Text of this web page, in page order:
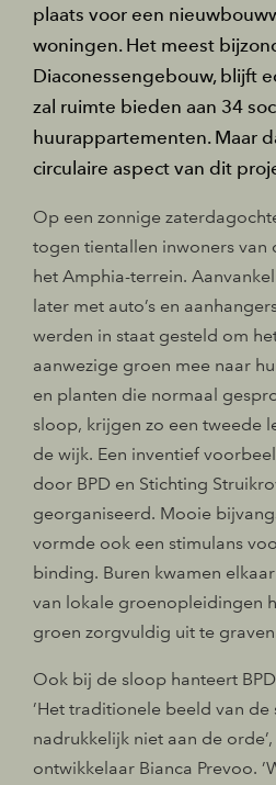
plaats voor een
woningen. Het meest
Diaconessengebouw, blijft
zal ruimte bieden aan 34
huurappartementen. Maar
circulaire aspect van dit
Op een zonnige
togen tientallen inwoners van
het Amphia-terrein.
later met auto’s en
werden in staat gesteld om
aanwezige groen mee naar
en planten die normaal
sloop, krijgen zo een tweede
de wijk. Een inventief
door BPD en Stichting
georganiseerd. Mooie
vormde ook een stimulans
binding. Buren kwamen
van lokale groenopleidingen
groen zorgvuldig uit te
Ook bij de sloop hanteert
’Het traditionele beeld van
nadrukkelijk niet aan de
ontwikkelaar Bianca Prevoo.